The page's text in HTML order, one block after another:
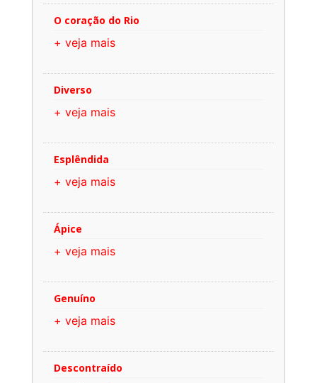
O coração do Rio
+ veja mais
Diverso
+ veja mais
Esplêndida
+ veja mais
Ápice
+ veja mais
Genuíno
+ veja mais
Descontraído